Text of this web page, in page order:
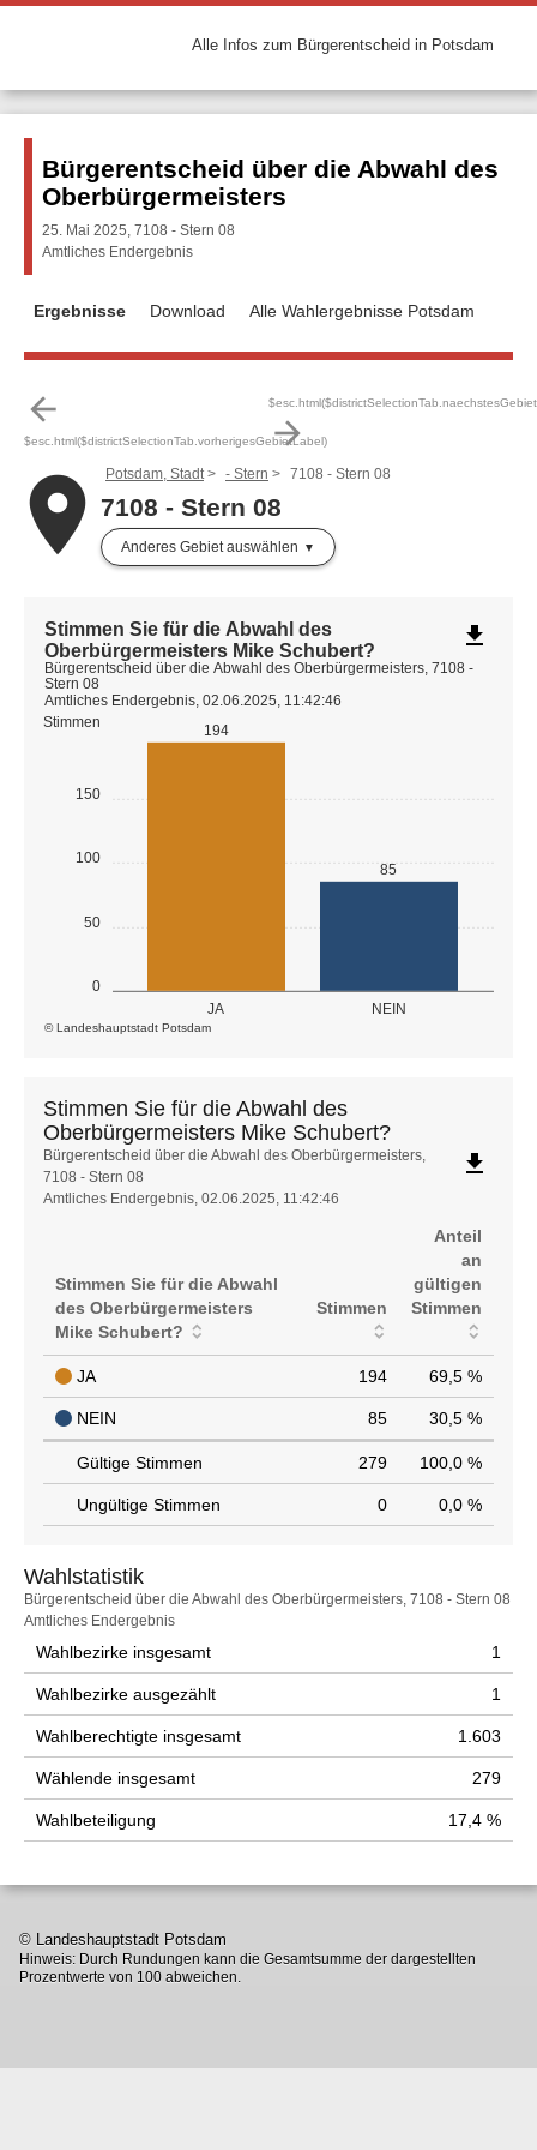
Alle Infos zum Bürgerentscheid in Potsdam
Bürgerentscheid über die Abwahl des
Oberbürgermeisters
25. Mai 2025, 7108 - Stern 08
Amtliches Endergebnis
Ergebnisse Download Alle Wahlergebnisse Potsdam
arrow_back
$esc.html($districtSelectionTab.vorherigesGebietLabel)
arrow_forward
placePotsdam, Stadt - Stern 7108 - Stern 08
7108 - Stern 08
Anderes Gebiet auswählen
0
50
100
150
Stimmen
JA NEIN
194
85
© Landeshauptstadt Potsdam
Stimmen Sie für die Abwahl des
Oberbürgermeisters Mike Schubert?
Bürgerentscheid über die Abwahl des Oberbürgermeisters, 7108 -
Stern 08
Amtliches Endergebnis, 02.06.2025, 11:42:46
file_download
Stimmen Sie für die Abwahl des
Oberbürgermeisters Mike Schubert?
Stimmen
Sie
für
des
Oberbürgermeisters
Mike
Bürgerentscheid über die Abwahl des Oberbürgermeisters,
7108 - Stern 08
Amtliches Endergebnis, 02.06.2025, 11:42:46
file_download
Stimmen Sie für die Abwahl
des Oberbürgermeisters
Mike Schubert?
Stimmen
Anteil
an
gültigen
Stimmen
JA 194 69,5 %
NEIN 85 30,5 %
Gültige Stimmen 279 100,0 %
Ungültige Stimmen 0 0,0 %
Wahlstatistik
Wahlstatistik
Bürgerentscheid über die Abwahl des Oberbürgermeisters, 7108 - Stern 08
Amtliches Endergebnis
Wahlbezirke insgesamt 1
Wahlbezirke ausgezählt 1
Wahlberechtigte insgesamt 1.603
Wählende insgesamt 279
Wahlbeteiligung 17,4 %
© Landeshauptstadt Potsdam
Hinweis: Durch Rundungen kann die Gesamtsumme der dargestellten
Prozentwerte von 100 abweichen.